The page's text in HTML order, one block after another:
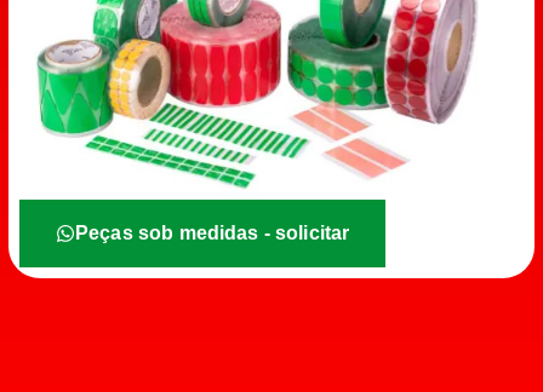
Peças sob medidas - solicitar